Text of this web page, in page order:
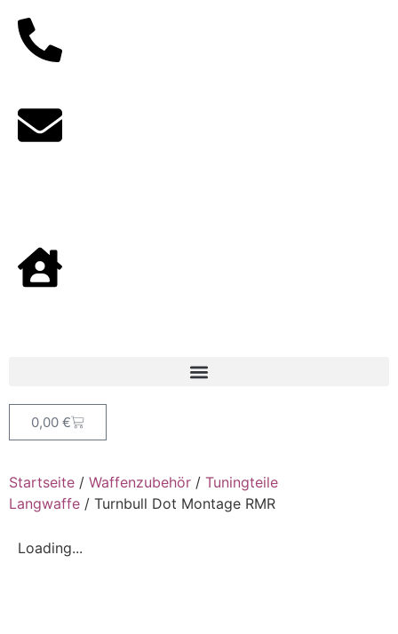
0,00 €
Startseite / Waffenzubehör / Tuningteile
Langwaffe / Turnbull Dot Montage RMR
Loading...